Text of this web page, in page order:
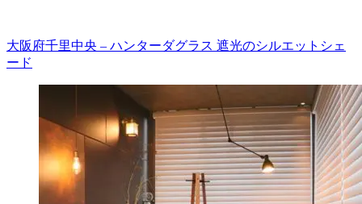
大阪府千里中央 – ハンターダグラス 遮光のシルエットシェ
ード